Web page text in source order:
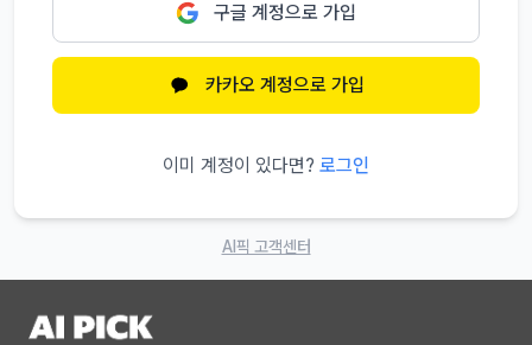
구글 계정으로 가입
카카오 계정으로 가입
이미 계정이 있다면? 로그인
AI픽 고객센터